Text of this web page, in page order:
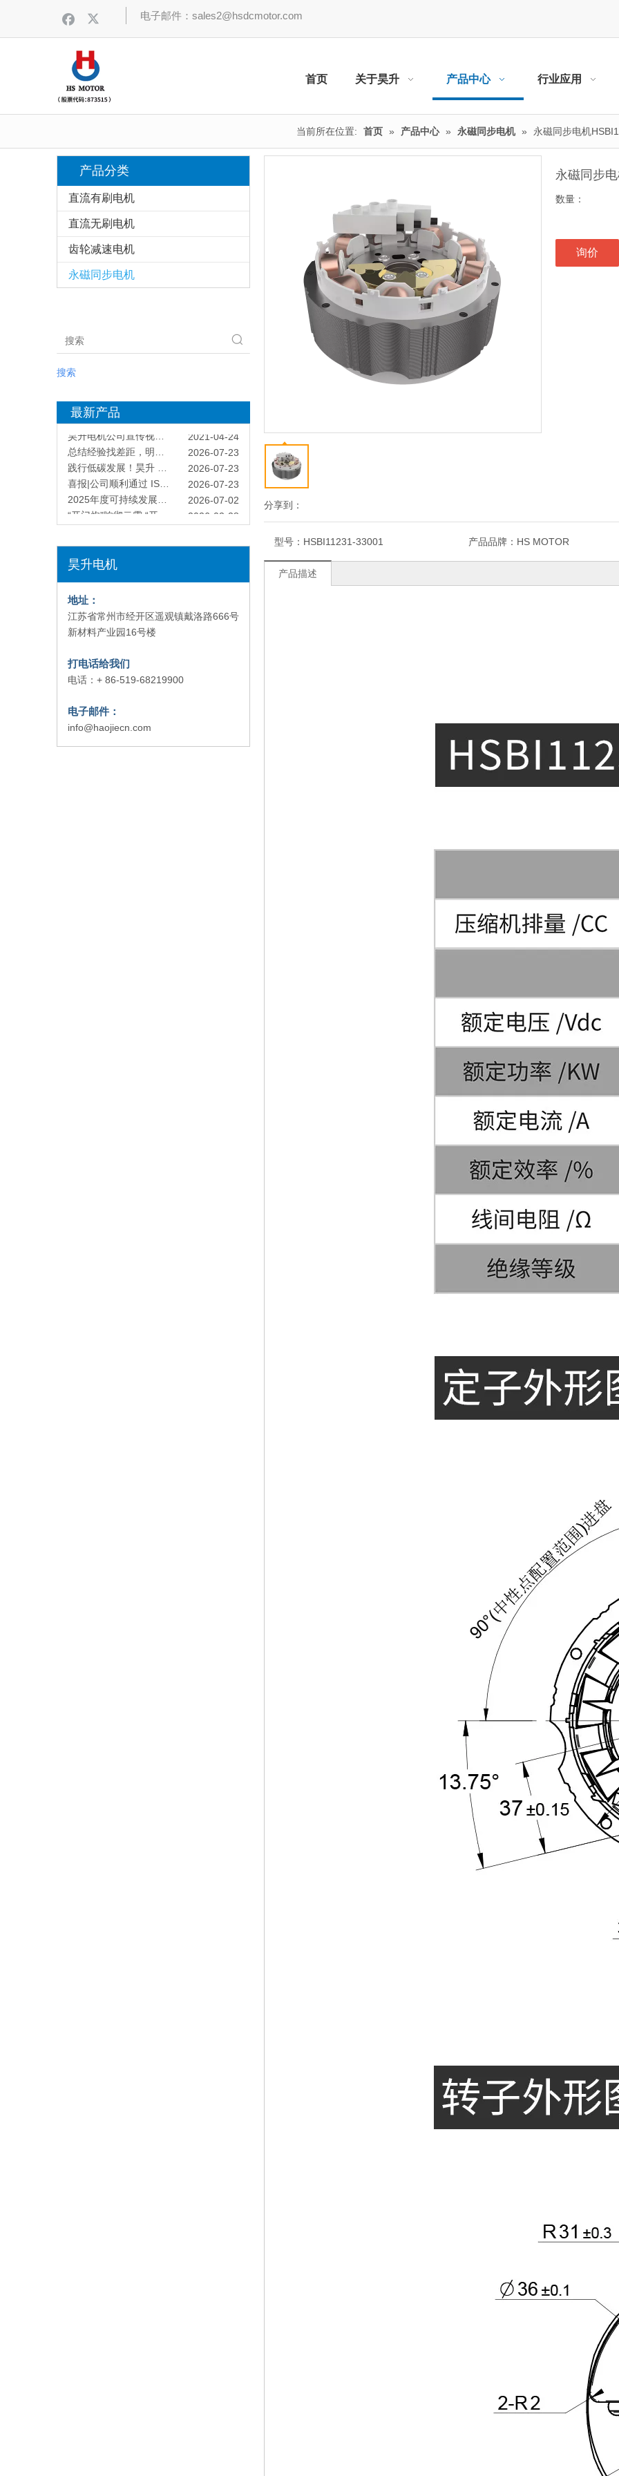
电子邮件：sales2@hsdcmotor.com
首页 关于昊升 产品中心 行业应用
当前所在位置: 首页 » 产品中心 » 永磁同步电机 » 永磁同步电机
产品分类
直流有刷电机
直流无刷电机
齿轮减速电机
永磁同步电机
搜索
最新产品
昊升电机公司宣传视频震撼来袭
2021-04-24
总结经验找差距，明确方向抓落实
2026-07-23
践行低碳发展！昊升 AD-138 腰托按摩电机通过 ISO14067 碳足迹认证
2026-07-23
喜报|公司顺利通过 ISO14001&45001 体系复审
2026-07-23
2025年度可持续发展报告
2026-07-02
“开门炮”响彻云霄 “开工包”传递祝福
2026-02-28
迈向“绿色智造”！昊升电机成功获得能源管理体系认证
昊升电机公司宣传视频震撼来袭
2021-04-24
践行低碳发展！昊升 AD-138 腰托按摩电机通过 ISO14067 碳足迹认证
2026-07-23
昊升电机
地址：
江苏省常州市经开区遥观镇戴洛路666号
新材料产业园16号楼
打电话给我们
电话：+ 86-519-68219900
电子邮件：
info@haojiecn.com
分享到：
永磁同步
数量：
询价
型号： HSBI11231-33001 产品品牌： HS MOTOR
产品描述